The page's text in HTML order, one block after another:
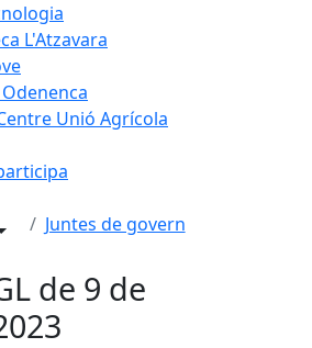
L'Atzavara
Unió Agrícola
Juntes de govern
de 9 de